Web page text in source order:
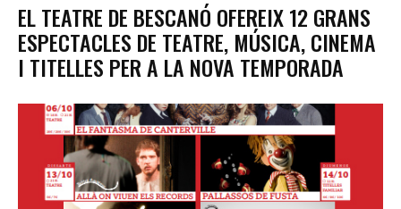
EL TEATRE DE BESCANÓ OFEREIX 12 GRANS
ESPECTACLES DE TEATRE, MÚSICA, CINEMA
I TITELLES PER A LA NOVA TEMPORADA